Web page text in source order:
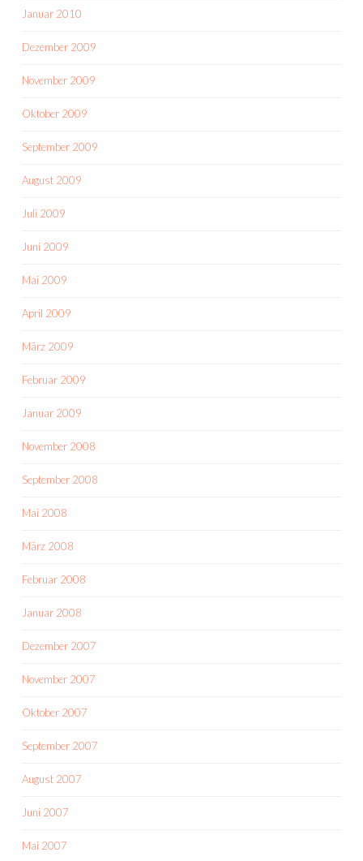
Januar 2010
Dezember 2009
November 2009
Oktober 2009
September 2009
August 2009
Juli 2009
Juni 2009
Mai 2009
April 2009
März 2009
Februar 2009
Januar 2009
November 2008
September 2008
Mai 2008
März 2008
Februar 2008
Januar 2008
Dezember 2007
November 2007
Oktober 2007
September 2007
August 2007
Juni 2007
Mai 2007